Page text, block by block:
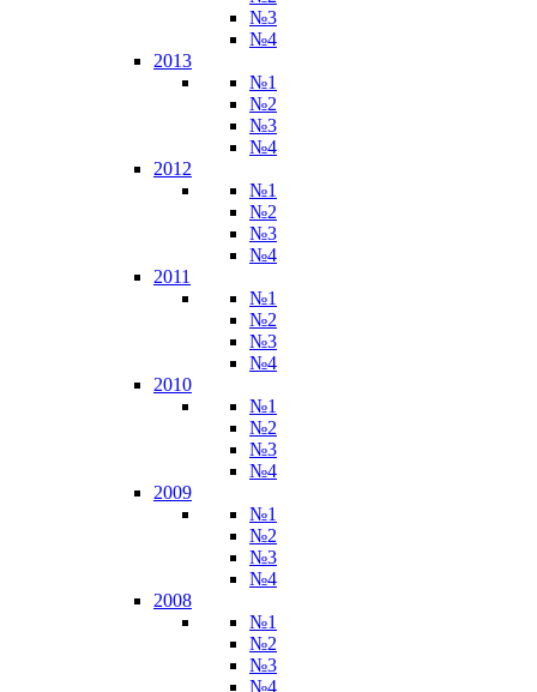
№3
№4
2013
№1
№2
№3
№4
2012
№1
№2
№3
№4
2011
№1
№2
№3
№4
2010
№1
№2
№3
№4
2009
№1
№2
№3
№4
2008
№1
№2
№3
№4